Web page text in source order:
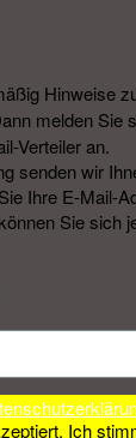
Hinweise
melden Sie
Verteiler an.
senden wir
Ihre E-Mail-
Sie sich
Ich